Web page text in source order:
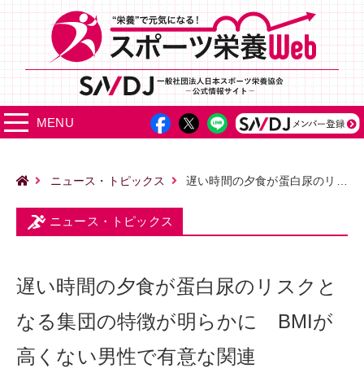
MENU
ニュース・トピックス 遅い時間の夕食が蛋白尿のリスクとなる集団の特徴が明らかに BMIが高くない男性で有意な関連
ニュース・トピックス
遅い時間の夕食が蛋白尿のリスクと
なる集団の特徴が明らかに BMIが
高くない男性で有意な関連